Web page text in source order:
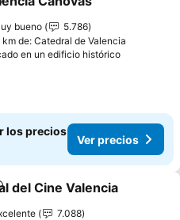
a favoritos
bueno
5.786
km de: Catedral de Valencia
en un edificio históricoVer
los precios
Ver precios
a favoritos
del Cine Valencia
7.088